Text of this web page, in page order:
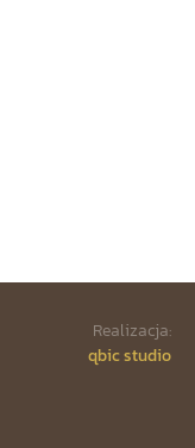
Realizacja:
qbic studio